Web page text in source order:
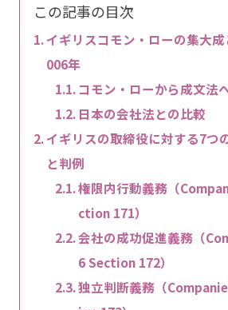
この記事の目次
イギリスコモン・ローの集大
006年
コモン・ローから成文法
日本の会社法との比較
イギリスの取締役に対する7つ
と判例
権限内行動義務（
ction 171）
会社の成功促進義務（
6 Section 172）
独立判断義務（